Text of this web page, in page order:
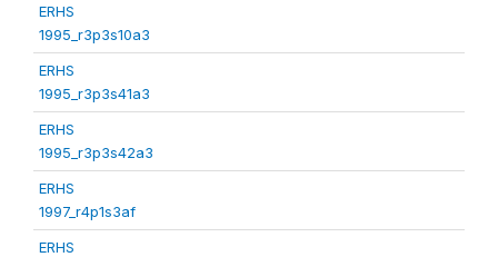
ERHS
1995_r3p3s10a3
ERHS
1995_r3p3s41a3
ERHS
1995_r3p3s42a3
ERHS
1997_r4p1s3af
ERHS